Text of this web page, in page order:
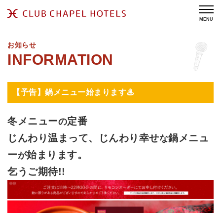
MENU
お知らせ
【予告】鍋メニュー始まります♨
冬メニューの定番
じんわり温まって、じんわり幸せな鍋メニュ
ーが始まります。
乞うご期待!!